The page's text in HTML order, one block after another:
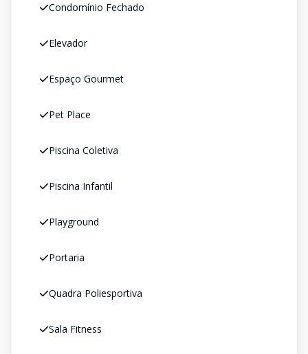
Condomínio Fechado
Elevador
Espaço Gourmet
Pet Place
Piscina Coletiva
Piscina Infantil
Playground
Portaria
Quadra Poliesportiva
Sala Fitness